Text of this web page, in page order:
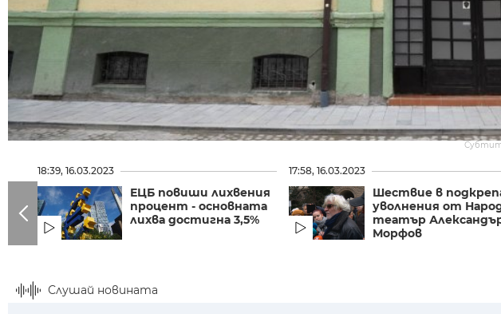
18:39, 16.03.2023
ЕЦБ повиши лихвения
процент - основната
лихва достигна 3,5%
17:58, 16.03.2023
Шествие в
уволнения от
театър
Морфов
Слушай новината